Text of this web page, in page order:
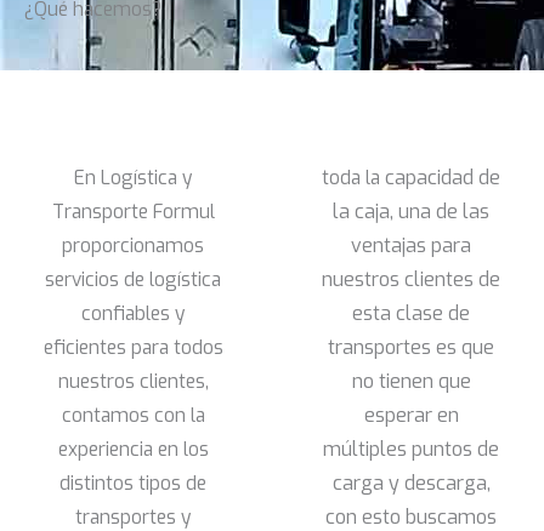
¿Qué hacemos?
En Logística y
Transporte Formul
proporcionamos
servicios de logística
confiables y
eficientes para todos
nuestros clientes,
contamos con la
experiencia en los
distintos tipos de
transportes y
toda la capacidad de
la caja, una de las
ventajas para
nuestros clientes de
esta clase de
transportes es que
no tienen que
esperar en
múltiples puntos de
carga y descarga,
con esto buscamos